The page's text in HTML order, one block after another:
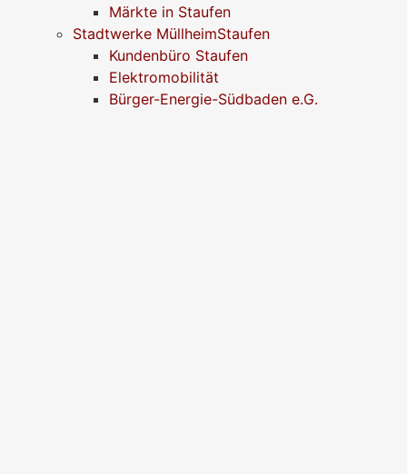
Märkte in Staufen
Stadtwerke MüllheimStaufen
Kundenbüro Staufen
Elektromobilität
Bürger-Energie-Südbaden e.G.